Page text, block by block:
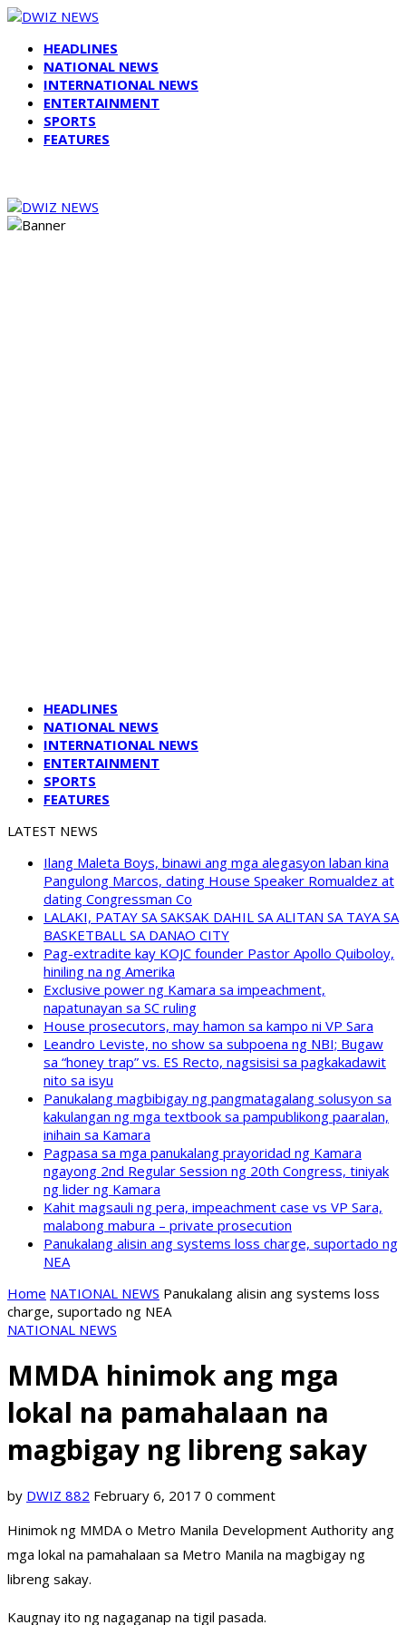
HEADLINES
NATIONAL NEWS
INTERNATIONAL NEWS
ENTERTAINMENT
SPORTS
FEATURES
HEADLINES
NATIONAL NEWS
INTERNATIONAL NEWS
ENTERTAINMENT
SPORTS
FEATURES
LATEST NEWS
Ilang Maleta Boys, binawi ang mga alegasyon laban kina
Pangulong Marcos, dating House Speaker Romualdez at
dating Congressman Co
LALAKI, PATAY SA SAKSAK DAHIL SA ALITAN SA TAYA SA
BASKETBALL SA DANAO CITY
Pag-extradite kay KOJC founder Pastor Apollo Quiboloy,
hiniling na ng Amerika
Exclusive power ng Kamara sa impeachment,
napatunayan sa SC ruling
House prosecutors, may hamon sa kampo ni VP Sara
Leandro Leviste, no show sa subpoena ng NBI; Bugaw
sa “honey trap” vs. ES Recto, nagsisisi sa pagkakadawit
nito sa isyu
Panukalang magbibigay ng pangmatagalang solusyon sa
kakulangan ng mga textbook sa pampublikong paaralan,
inihain sa Kamara
Pagpasa sa mga panukalang prayoridad ng Kamara
ngayong 2nd Regular Session ng 20th Congress, tiniyak
ng lider ng Kamara
Kahit magsauli ng pera, impeachment case vs VP Sara,
malabong mabura – private prosecution
Panukalang alisin ang systems loss charge, suportado ng
NEA
Home NATIONAL NEWS Panukalang alisin ang systems loss
charge, suportado ng NEA
NATIONAL NEWS
MMDA hinimok ang mga
lokal na pamahalaan na
magbigay ng libreng sakay
by DWIZ 882 February 6, 2017 0 comment
Hinimok ng MMDA o Metro Manila Development Authority ang
mga lokal na pamahalaan sa Metro Manila na magbigay ng
libreng sakay.
Kaugnay ito ng nagaganap na tigil pasada.